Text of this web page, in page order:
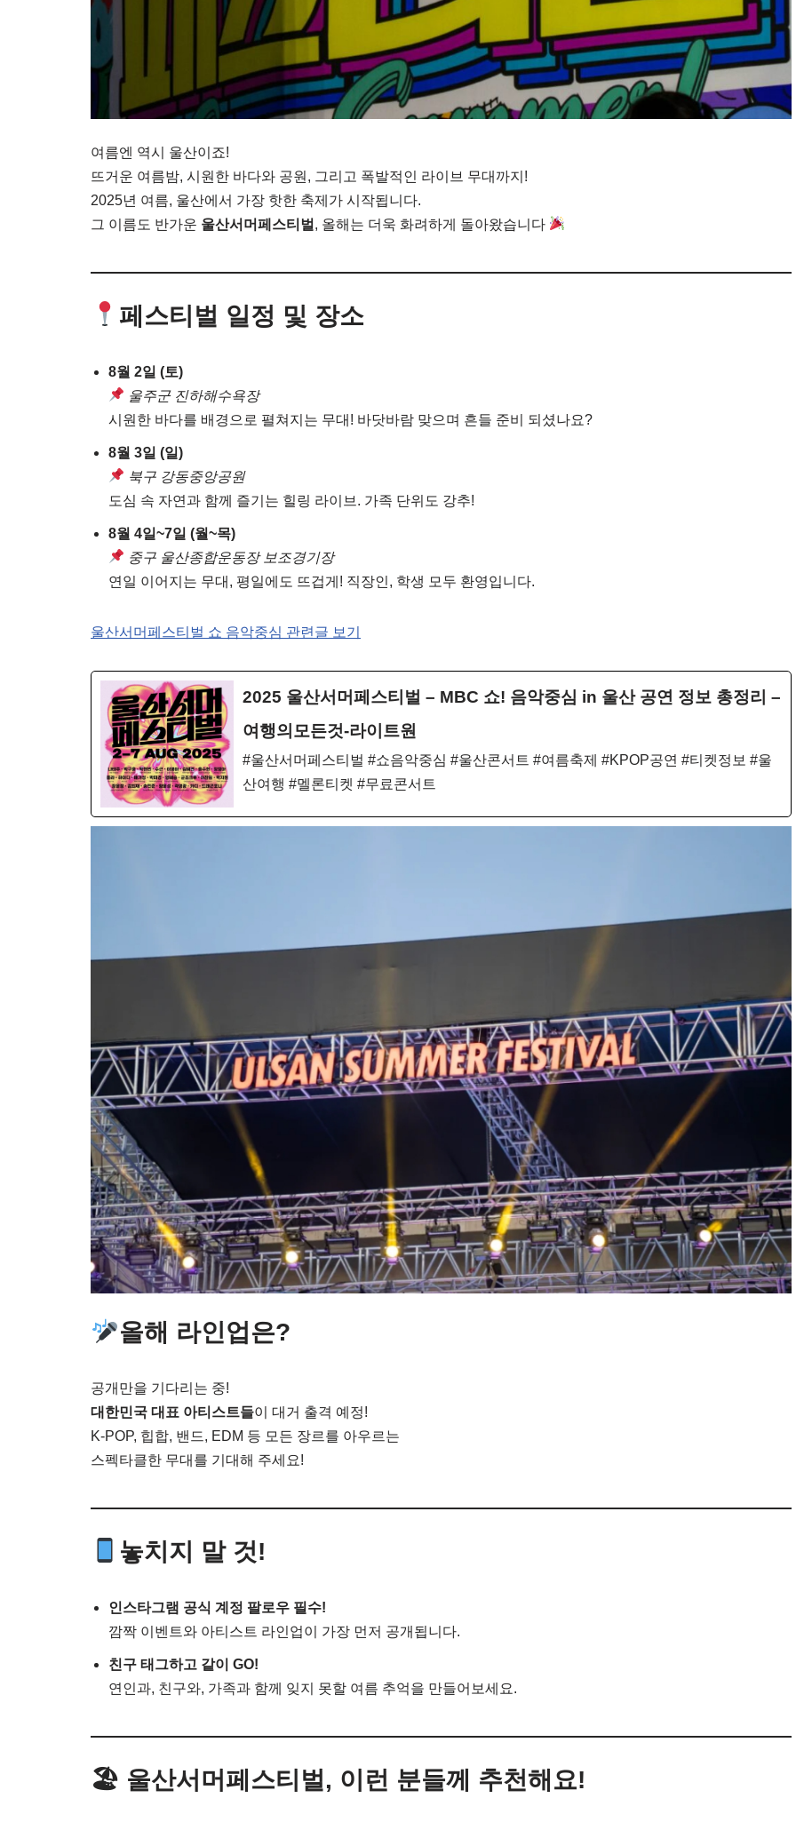
여름엔 역시 울산이죠!
뜨거운 여름밤, 시원한 바다와 공원, 그리고 폭발적인 라이브 무대까지!
2025년 여름, 울산에서 가장 핫한 축제가 시작됩니다.
그 이름도 반가운 울산서머페스티벌 , 올해는 더욱 화려하게 돌아왔습니다
페스티벌 일정 및 장소
8월 2일 (토)
울주군 진하해수욕장
시원한 바다를 배경으로 펼쳐지는 무대! 바닷바람 맞으며 흔들 준비 되셨나요?
8월 3일 (일)
북구 강동중앙공원
도심 속 자연과 함께 즐기는 힐링 라이브. 가족 단위도 강추!
8월 4일~7일 (월~목)
중구 울산종합운동장 보조경기장
연일 이어지는 무대, 평일에도 뜨겁게! 직장인, 학생 모두 환영입니다.
울산서머페스티벌 쇼 음악중심 관련글 보기
2025 울산서머페스티벌 – MBC 쇼! 음악중심 in 울산 공연 정보 총정리 –
여행의모든것-라이트원
#울산서머페스티벌 #쇼음악중심 #울산콘서트 #여름축제 #KPOP공연 #티켓정보 #울
산여행 #멜론티켓 #무료콘서트
올해 라인업은?
공개만을 기다리는 중!
대한민국 대표 아티스트들이 대거 출격 예정!
K-POP, 힙합, 밴드, EDM 등 모든 장르를 아우르는
스펙타클한 무대를 기대해 주세요!
놓치지 말 것!
인스타그램 공식 계정 팔로우 필수!
깜짝 이벤트와 아티스트 라인업이 가장 먼저 공개됩니다.
친구 태그하고 같이 GO!
연인과, 친구와, 가족과 함께 잊지 못할 여름 추억을 만들어보세요.
🏖 울산서머페스티벌, 이런 분들께 추천해요!